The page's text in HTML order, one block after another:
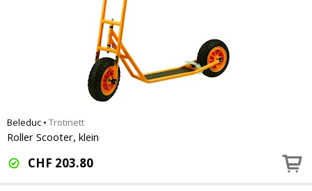
Beleduc • Trotinett
Roller Scooter, klein
CHF 203.80